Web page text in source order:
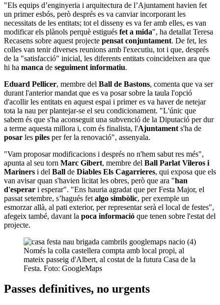
"Els equips d’enginyeria i arquitectura de l’Ajuntament havien fet
un primer esbós, però després es va canviar incorporant les
necessitats de les entitats; tot el disseny es va fer amb elles, es van
modificar els plànols perquè estigués fet a mida", ha detallat Teresa
Recasens sobre aquest projecte pensat conjuntament. De fet, les
colles van tenir diverses reunions amb l'executiu, tot i que, després
de la "satisfacció" inicial, les diferents entitats coincideixen ara que
hi ha manca de seguiment informatiu.
Eduard Pellicer, membre del Ball de Bastons, comenta que va ser
durant l'anterior mandat que es va posar sobre la taula l'opció
d'acollir les entitats en aquest espai i primer es va haver de netejar
tota la nau per plantejar-se el seu condicionament. "L'únic que
sabem és que s'ha aconseguit una subvenció de la Diputació per dur
a terme aquesta millora i, com és finalista, l'Ajuntament s'ha de
posar les piles per fer la renovació", assenyala.
"Vam proposar modificacions i després no n'hem sabut res més",
apunta al seu torn Marc Gibert, membre del Ball Parlat Vileros i
Mariners i del Ball de Diables Els Cagarrieres, qui exposa que els
van avisar quan s'havien licitat les obres, però que ara "han
d'esperar i esperar". "Ens hauria agradat que per Festa Major, el
passat setembre, s’hagués fet algo simbòlic, per exemple un
esmorzar allà, al pati exterior, per representar serà el local de festes",
afegeix també, davant la poca informació que tenen sobre l'estat del
projecte.
Només la colla castellera compta amb local propi, al
mateix passeig d'Albert, al costat de la futura Casa de la
Festa. Foto: GoogleMaps
Passes definitives, no urgents